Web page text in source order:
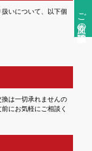
ご注文前の確認事項
いについて、以下個
は一切承れませんの
にお気軽にご相談く